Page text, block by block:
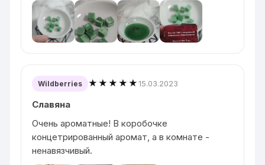
Wildberries ★★★★★15.03.2023
Славяна
Очень ароматные! В коробочке
концетрированный аромат, а в комнате -
ненавязчивый.